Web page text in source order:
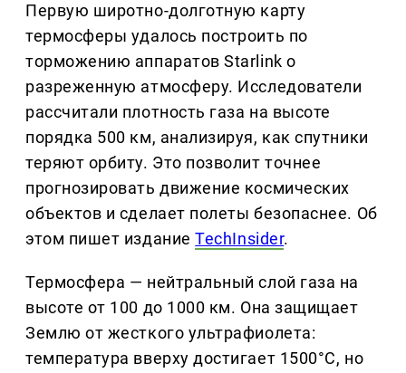
Первую широтно-долготную карту
термосферы удалось построить по
торможению аппаратов Starlink о
разреженную атмосферу. Исследователи
рассчитали плотность газа на высоте
порядка 500 км, анализируя, как спутники
теряют орбиту. Это позволит точнее
прогнозировать движение космических
объектов и сделает полеты безопаснее. Об
этом пишет изданиеTechInsider.
Термосфера — нейтральный слой газа на
высоте от 100 до 1000 км. Она защищает
Землю от жесткого ультрафиолета:
температура вверху достигает 1500°C, но